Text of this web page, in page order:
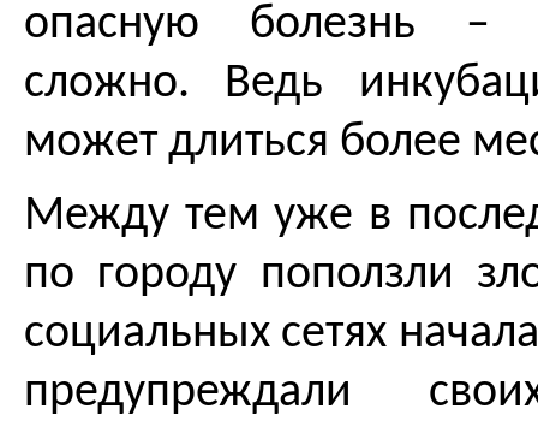
опасную болезнь –
сложно. Ведь
может длиться более
Между тем уже в
по городу поползли
социальных сетях
предупреждали